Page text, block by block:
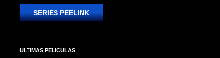
SERIES PEELINK
ULTIMAS PELICULAS